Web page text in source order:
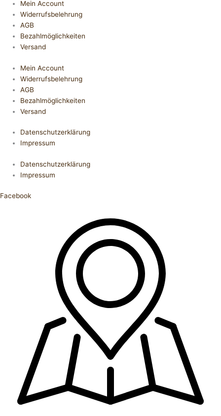
Mein Account
Widerrufsbelehrung
AGB
Bezahlmöglichkeiten
Versand
Mein Account
Widerrufsbelehrung
AGB
Bezahlmöglichkeiten
Versand
Datenschutzerklärung
Impressum
Datenschutzerklärung
Impressum
Facebook